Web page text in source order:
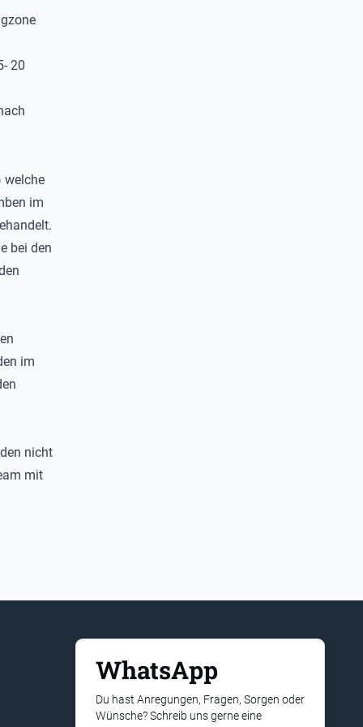
20
welche
im
bei den
im
nicht
mit
WhatsApp
Du hast Anregungen, Fragen, Sorgen oder
Wünsche? Schreib uns gerne eine